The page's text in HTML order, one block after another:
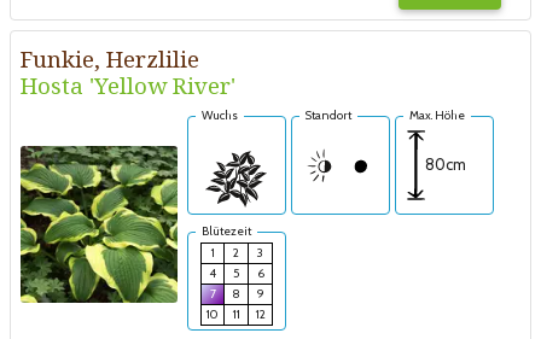
Funkie, Herzlilie
Hosta 'Yellow River'
Wuchs Standort Max. Höhe
80cm
Blütezeit
1
2
3
4
5
6
7
8
9
10
11 12